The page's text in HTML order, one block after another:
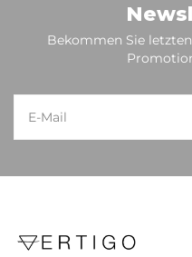
Bekommen Sie